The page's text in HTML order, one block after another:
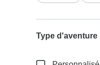
Type d'aventure